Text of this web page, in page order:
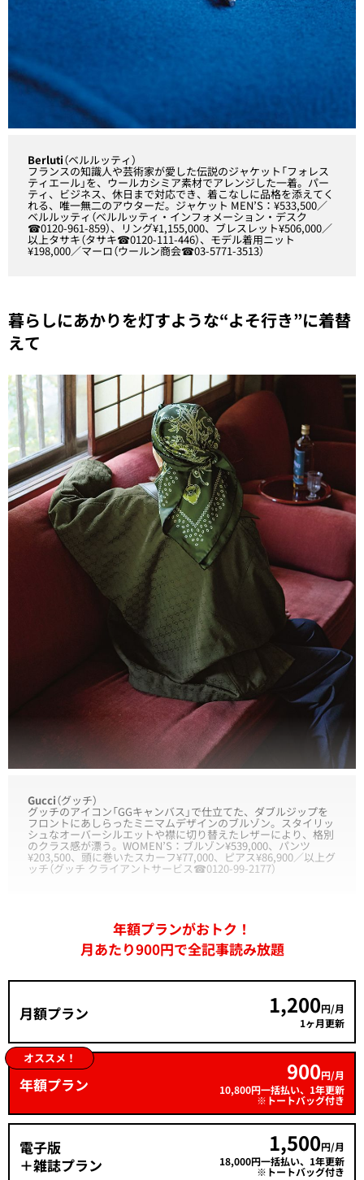
Berluti（ベルルッティ）
フランスの知識人や芸術家が愛した伝説のジャケット「フォレス
ティエール」を、ウールカシミア素材でアレンジした一着。パー
ティ、ビジネス、休日まで対応でき、着こなしに品格を添えてく
れる、唯一無二のアウターだ。ジャケット MEN’S：¥533,500／
ベルルッティ（ベルルッティ・インフォメーション・デスク
☎0120-961-859）、リング¥1,155,000、ブレスレット¥506,000／
以上タサキ（タサキ☎0120-111-446）、モデル着用ニット
¥198,000／マーロ（ウールン商会☎03-5771-3513）
暮らしにあかりを灯すような“よそ行き”に着替
えて
Gucci（グッチ）
グッチのアイコン「GGキャンバス」で仕立てた、ダブルジップを
フロントにあしらったミニマムデザインのブルゾン。スタイリッ
シュなオーバーシルエットや襟に切り替えたレザーにより、格別
のクラス感が漂う。WOMEN’S：ブルゾン¥539,000、パンツ
¥203,500、頭に巻いたスカーフ¥77,000、ピアス¥86,900／以上グ
ッチ（グッチ クライアントサービス☎0120-99-2177）
年額プランがおトク！
月あたり900円で全記事読み放題
月額プラン 1,200円/月
1ヶ月更新
オススメ！
年額プラン 900円/月
10,800円一括払い、1年更新
※トートバッグ付き
電子版
＋雑誌プラン
1,500円/月
18,000円一括払い、1年更新
※トートバッグ付き